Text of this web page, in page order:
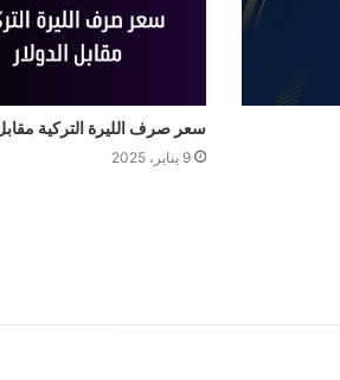
سعر صرف الليرة التركية مقابل
9 يناير، 2025